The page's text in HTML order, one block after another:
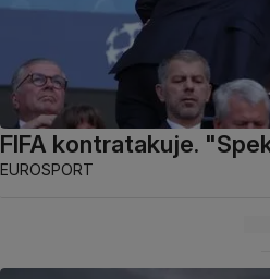
FIFA kontratakuje.
EUROSPORT